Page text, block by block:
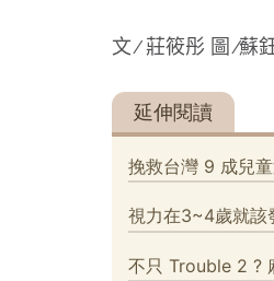
文 ∕ 莊筱彤 圖 ∕蘇